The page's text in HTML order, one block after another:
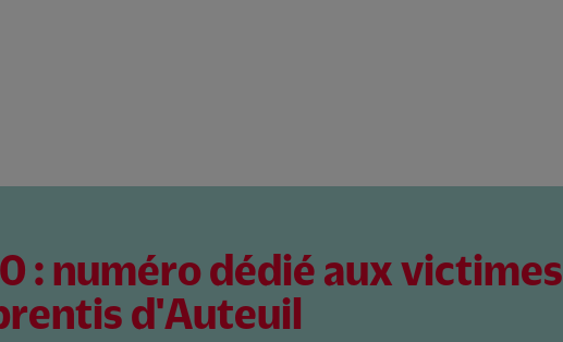
: numéro dédié aux victimes
d'Auteuil